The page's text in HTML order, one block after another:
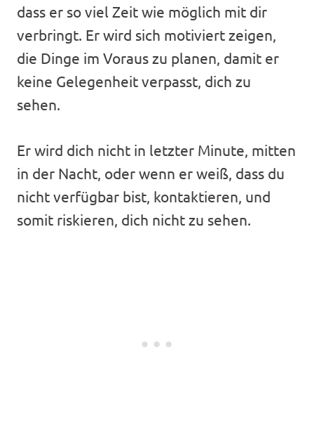
dass er so viel Zeit wie möglich mit dir
verbringt. Er wird sich motiviert zeigen,
die Dinge im Voraus zu planen, damit er
keine Gelegenheit verpasst, dich zu
sehen.
Er wird dich nicht in letzter Minute, mitten
in der Nacht, oder wenn er weiß, dass du
nicht verfügbar bist, kontaktieren, und
somit riskieren, dich nicht zu sehen.